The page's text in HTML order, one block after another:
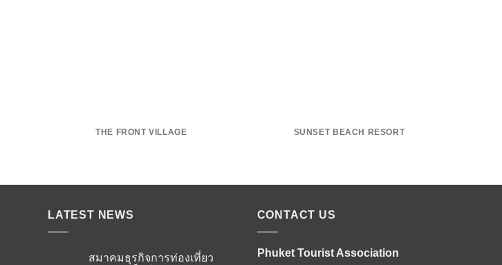
THE FRONT VILLAGE SUNSET BEACH RESORT
LATEST NEWS
สมาคมธุรกิจการท่องเที่ยว
CONTACT US
Phuket Tourist Association